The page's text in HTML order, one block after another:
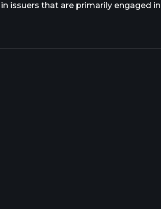
issuers that are primarily engaged